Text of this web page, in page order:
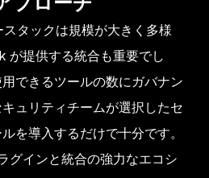
タックは規模が大きく多様
が提供する統合も重要でし
できるツールの数にガバナン
ュリティチームが選択したセ
を導入するだけで十分です。
グインと統合の強力なエコシ